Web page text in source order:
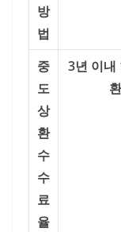
방
법
중
도
상
환
수
수
료
율
3년 이내